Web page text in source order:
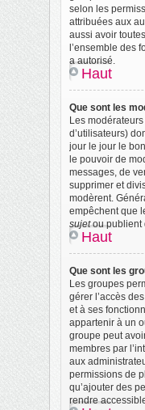
selon les
attribuées aux
aussi avoir
l’ensemble des
a autorisé.
Haut
Que sont les
Les
d’utilisateurs)
jour le jour le
le pouvoir de
messages, de
supprimer et
modèrent.
empêchent que
sujetou publient
Haut
Que sont les
Les groupes
gérer l’accès
et à ses
appartenir à un
groupe peut
membres par
aux
permissions de
qu’ajouter des
rendre